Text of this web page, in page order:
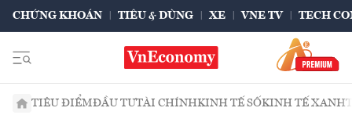
CHỨNG KHOÁN TIÊU & DÙNG XE VNE TV TECH
TIÊU ĐIỂMĐẦU TƯTÀI CHÍNHKINH TẾ SỐKINH TẾ XANH